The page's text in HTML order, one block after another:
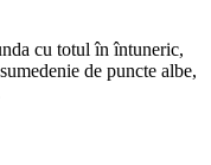
cu totul în întuneric,
de puncte albe,